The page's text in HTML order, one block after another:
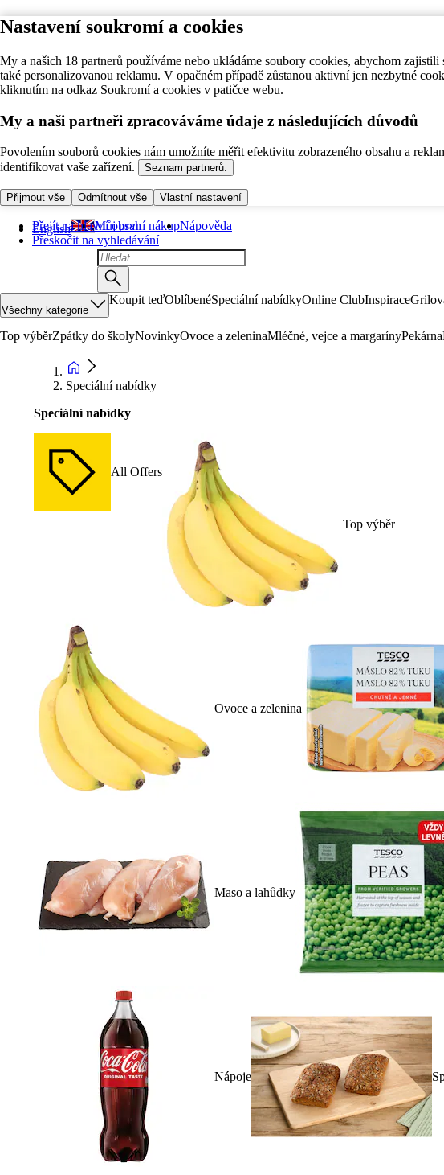
Nastavení soukromí a cookies
My a našich 18 partnerů používáme nebo ukládáme soubory cookies, abychom
také personalizovanou reklamu. V opačném případě zůstanou aktivní jen nezbytné
kliknutím na odkaz Soukromí a cookies v patičce webu.
My a naši partneři zpracováváme údaje z následujících důvodů
Povolením souborů cookies nám umožníte měřit efektivitu zobrazeného obsahu a
identifikovat vaše zařízení.
Seznam partnerů.
Přijmout vše Odmítnout vše Vlastní nastavení
Přejít na hlavní obsah
Přeskočit na vyhledávání
English Můj první nákupNápověda
Všechny kategorie
Koupit teďOblíbenéSpeciální nabídkyOnline ClubInspirace
Top výběrZpátky do školyNovinkyOvoce a zeleninaMléčné, vejce a margarínyPekárna
Speciální nabídky
Speciální nabídky
All Offers
Top výběr
Ovoce a zelenina
Maso a lahůdky
Nápoje